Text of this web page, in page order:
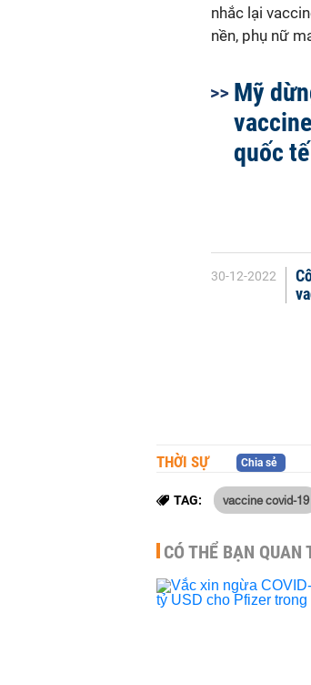
nhắc lại
nền, phụ nữ
Mỹ
quốc
30-12-2022
THỜI SỰ Chia sẻ
TAG: vaccine covid-19
CÓ THỂ BẠN QUAN